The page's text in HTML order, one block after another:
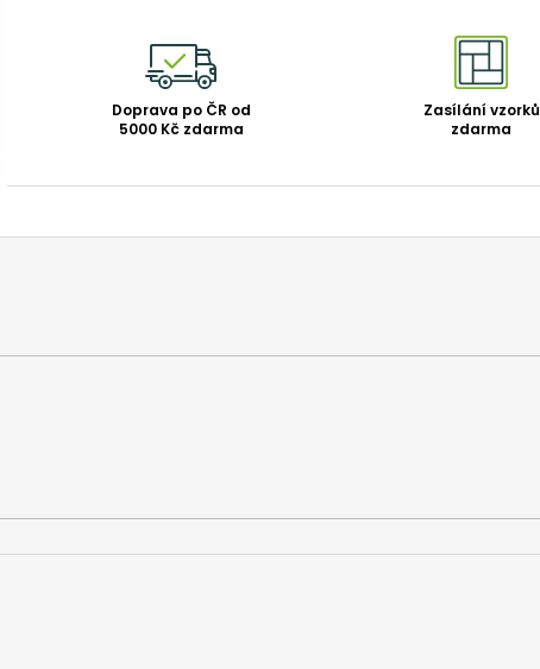
Doprava po ČR od
5000 Kč zdarma
Zasílání vzorků
zdarma